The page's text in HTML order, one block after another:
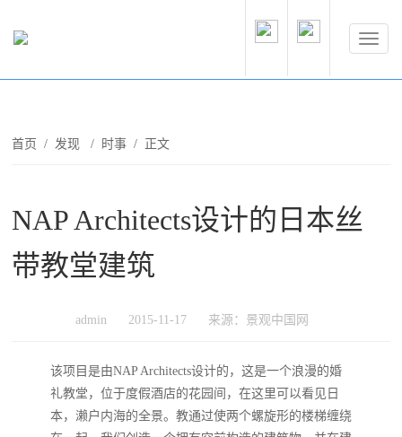
首页 /发现 / 时事 / 正文
NAP Architects设计的日本丝
带教堂建筑
admin 2015-11-17 来源：景观中国网
该项目是由NAP Architects设计的，这是一个浪漫的婚
礼教堂，位于度假酒店的花园间，在这里可以看见日
本，濑户内海的全景。教通过使两个螺旋形的楼梯缠绕